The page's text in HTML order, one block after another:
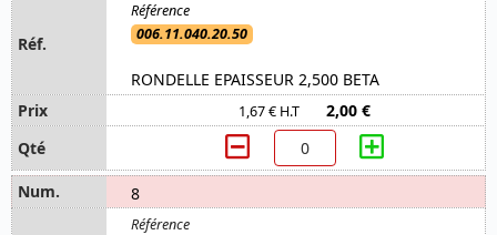
006.11.040.20.50
RONDELLE EPAISSEUR 2,500 BETA
1,67 € H.T 2,00 €
8